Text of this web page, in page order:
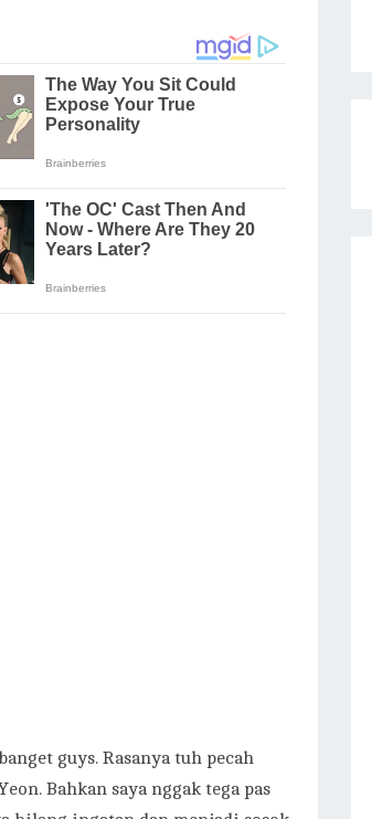
guys. Rasanya tuh pecah
Bahkan saya nggak tega pas